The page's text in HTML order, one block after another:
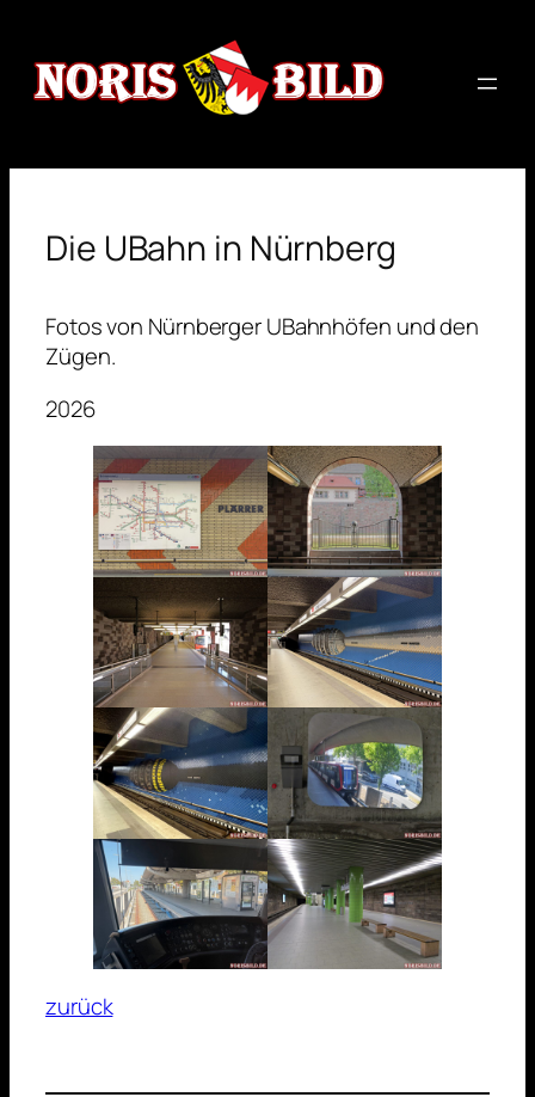
springen
Die UBahn in Nürnberg
Fotos von Nürnberger UBahnhöfen und den
Zügen.
2026
zurück